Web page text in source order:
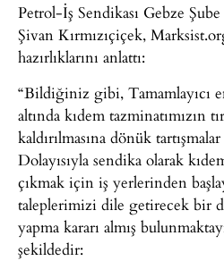
Petrol-İş Sendikası Gebze Şube
Şivan Kırmızıçiçek,
hazırlıklarını anlattı:
“Bildiğiniz gibi, Tamamlayıcı
altında kıdem tazminatımızın
kaldırılmasına dönük
Dolayısıyla sendika olarak
çıkmak için iş yerlerinden
taleplerimizi dile getirecek bir
yapma kararı almış
şekildedir: